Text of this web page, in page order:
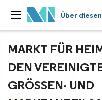
Über
MARKT FÜR
DEN
GRÖSSEN- UND M